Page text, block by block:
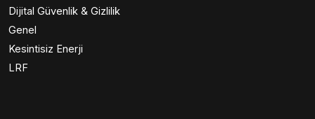
Dijital Güvenlik & Gizlilik
Genel
Kesintisiz Enerji
LRF